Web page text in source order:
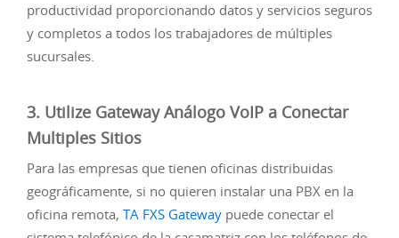
productividad proporcionando datos y servicios seguros
y completos a todos los trabajadores de múltiples
sucursales.
3. Utilize Gateway Análogo VoIP a Conectar
Multiples Sitios
Para las empresas que tienen oficinas distribuidas
geográficamente, si no quieren instalar una PBX en la
oficina remota, TA FXS Gatewaypuede conectar el